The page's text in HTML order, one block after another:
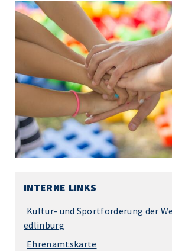
INTERNE LINKS
Kultur- und Sportförderung der
edlinburg
Ehrenamtskarte